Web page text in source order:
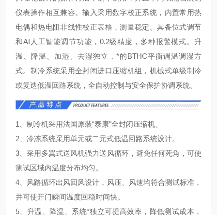
仪表操作相互兼容。输入采用数字校正系统，内置常用热
电偶和热电阻非线性校正表格，测量稳定。具备位式调节
和AI人工智能调节功能，0.2级精度，多种报警模式。升
温、降温、加湿、去湿独立，*的BTHC平衡调温调湿方
式。制冷系统采用全封闭进口压缩机组，机械式单级制冷
或复迭低温回路系统，全自动控制与安全保护协调系统。
1、制冷机采用法国原装“泰康"全封闭压缩机。
2、冷冻系统采用单元或二元式低温回路系统设计。
3、采用多翼式送风机强力送风循环，避免任何死角，可使
测试区域内温度分布均匀。
4、风路循环出风回风设计，风压、风速均符合测试标准，
并可使开门瞬间温度回稳时间快。
5、升温、降温、系统*独立可提高效率，降低测试成本，